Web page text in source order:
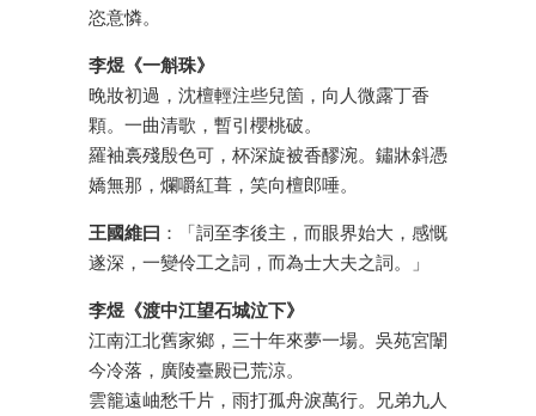
恣意憐。
李煜《一斛珠》
晚妝初過，沈檀輕注些兒箇，向人微露丁香
顆。一曲清歌，暫引櫻桃破。
羅袖裛殘殷色可，杯深旋被香醪涴。鏽牀斜憑
嬌無那，爛嚼紅葺，笑向檀郎唾。
王國維曰 ：「詞至李後主，而眼界始大，感慨
遂深，一變伶工之詞，而為士大夫之詞。」
李煜《渡中江望石城泣下》
江南江北舊家鄉，三十年來夢一場。吳苑宮闈
今冷落，廣陵臺殿已荒涼。
雲籠遠岫愁千片，雨打孤舟淚萬行。兄弟九人